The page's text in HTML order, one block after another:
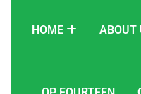
HOME ABOUT